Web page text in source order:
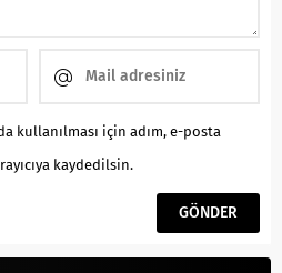
kullanılması için adım, e-posta
kaydedilsin.